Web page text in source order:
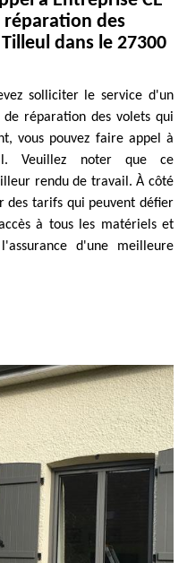
des
dans le 27300
solliciter le service d'un
réparation des volets qui
vous pouvez faire appel à
Veuillez noter que ce
rendu de travail. À côté
des tarifs qui peuvent défier
à tous les matériels et
d'une meilleure